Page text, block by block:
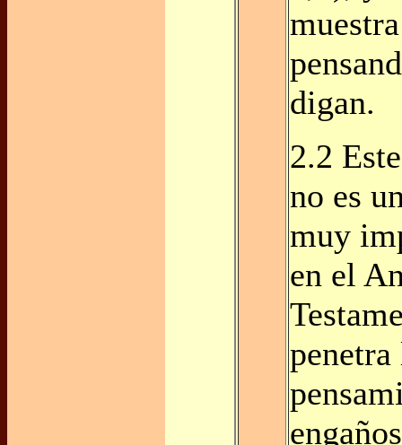
digan.
2.2
no es
muy
en el
penetra